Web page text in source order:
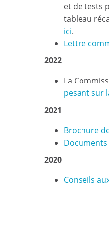
et de tests
tableau
ici.
Lettre
2022
La
pesant sur
2021
Brochure
Documents
2020
Conseils